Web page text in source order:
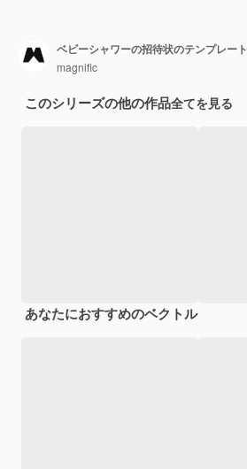
ベビーシャワーの招待状のテンプレート
magnific
このシリーズの他の作品全てを見る
あなたにおすすめのベクトル